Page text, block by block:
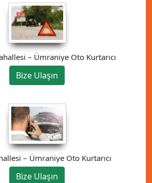
– Ümraniye Oto Kurtarıcı
Bize Ulaşın
– Ümraniye Oto Kurtarıcı
Bize Ulaşın